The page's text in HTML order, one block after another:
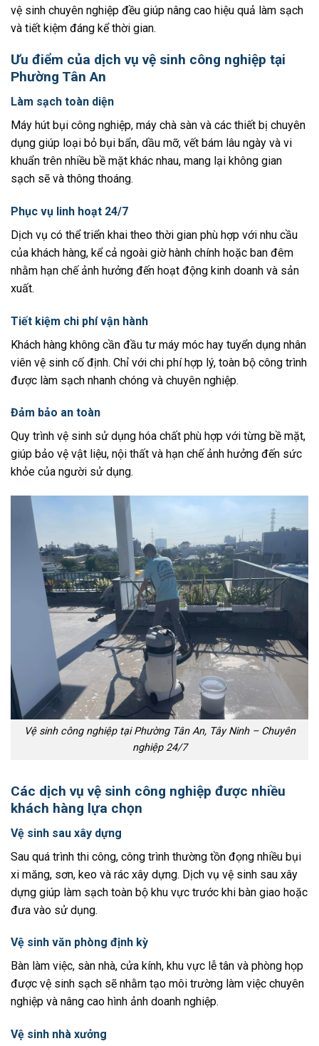
vệ sinh chuyên nghiệp đều giúp nâng cao hiệu quả làm sạch
và tiết kiệm đáng kể thời gian.
Ưu điểm của dịch vụ vệ sinh công nghiệp tại
Phường Tân An
Làm sạch toàn diện
Máy hút bụi công nghiệp, máy chà sàn và các thiết bị chuyên
dụng giúp loại bỏ bụi bẩn, dầu mỡ, vết bám lâu ngày và vi
khuẩn trên nhiều bề mặt khác nhau, mang lại không gian
sạch sẽ và thông thoáng.
Phục vụ linh hoạt 24/7
Dịch vụ có thể triển khai theo thời gian phù hợp với nhu cầu
của khách hàng, kể cả ngoài giờ hành chính hoặc ban đêm
nhằm hạn chế ảnh hưởng đến hoạt động kinh doanh và sản
xuất.
Tiết kiệm chi phí vận hành
Khách hàng không cần đầu tư máy móc hay tuyển dụng nhân
viên vệ sinh cố định. Chỉ với chi phí hợp lý, toàn bộ công trình
được làm sạch nhanh chóng và chuyên nghiệp.
Đảm bảo an toàn
Quy trình vệ sinh sử dụng hóa chất phù hợp với từng bề mặt,
giúp bảo vệ vật liệu, nội thất và hạn chế ảnh hưởng đến sức
khỏe của người sử dụng.
Vệ sinh công nghiệp tại Phường Tân An, Tây Ninh – Chuyên
nghiệp 24/7
Các dịch vụ vệ sinh công nghiệp được nhiều
khách hàng lựa chọn
Vệ sinh sau xây dựng
Sau quá trình thi công, công trình thường tồn đọng nhiều bụi
xi măng, sơn, keo và rác xây dựng. Dịch vụ vệ sinh sau xây
dựng giúp làm sạch toàn bộ khu vực trước khi bàn giao hoặc
đưa vào sử dụng.
Vệ sinh văn phòng định kỳ
Bàn làm việc, sàn nhà, cửa kính, khu vực lễ tân và phòng họp
được vệ sinh sạch sẽ nhằm tạo môi trường làm việc chuyên
nghiệp và nâng cao hình ảnh doanh nghiệp.
Vệ sinh nhà xưởng